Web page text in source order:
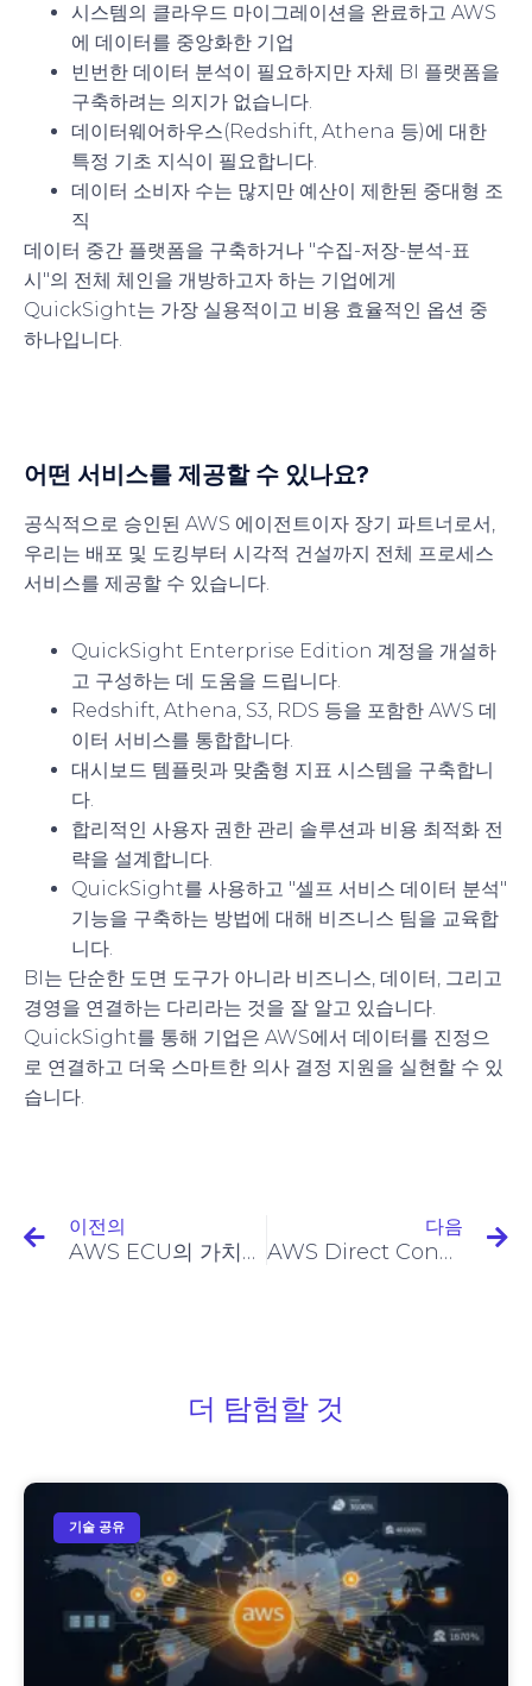
시스템의 클라우드 마이그레이션을 완료하고 AWS
에 데이터를 중앙화한 기업
빈번한 데이터 분석이 필요하지만 자체 BI 플랫폼을
구축하려는 의지가 없습니다.
데이터웨어하우스(Redshift, Athena 등)에 대한
특정 기초 지식이 필요합니다.
데이터 소비자 수는 많지만 예산이 제한된 중대형 조
직
데이터 중간 플랫폼을 구축하거나 "수집-저장-분석-표
시"의 전체 체인을 개방하고자 하는 기업에게
QuickSight는 가장 실용적이고 비용 효율적인 옵션 중
하나입니다.
어떤 서비스를 제공할 수 있나요?
공식적으로 승인된 AWS 에이전트이자 장기 파트너로서,
우리는 배포 및 도킹부터 시각적 건설까지 전체 프로세스
서비스를 제공할 수 있습니다.
QuickSight Enterprise Edition 계정을 개설하
고 구성하는 데 도움을 드립니다.
Redshift, Athena, S3, RDS 등을 포함한 AWS 데
이터 서비스를 통합합니다.
대시보드 템플릿과 맞춤형 지표 시스템을 구축합니
다.
합리적인 사용자 권한 관리 솔루션과 비용 최적화 전
략을 설계합니다.
QuickSight를 사용하고 "셀프 서비스 데이터 분석"
기능을 구축하는 방법에 대해 비즈니스 팀을 교육합
니다.
BI는 단순한 도면 도구가 아니라 비즈니스, 데이터, 그리고
경영을 연결하는 다리라는 것을 잘 알고 있습니다.
QuickSight를 통해 기업은 AWS에서 데이터를 진정으
로 연결하고 더욱 스마트한 의사 결정 지원을 실현할 수 있
습니다.
이전의
AWS ECU의 가치와 대안 이해
다음
AWS Direct Connect Pringing 메커니즘에 대한 심층 분석
더 탐험할 것
기술 공유